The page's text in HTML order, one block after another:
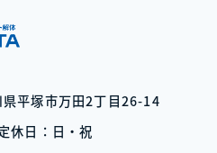
県平塚市万田2丁目26-14
休日：日・祝